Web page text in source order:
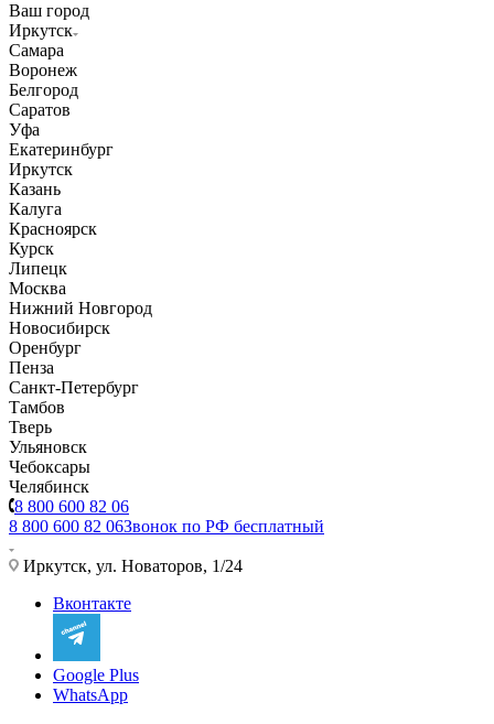
Ваш город
Иркутск
Самара
Воронеж
Белгород
Саратов
Уфа
Екатеринбург
Иркутск
Казань
Калуга
Красноярск
Курск
Липецк
Москва
Нижний Новгород
Новосибирск
Оренбург
Пенза
Санкт-Петербург
Тамбов
Тверь
Ульяновск
Чебоксары
Челябинск
8 800 600 82 06
8 800 600 82 06Звонок по РФ бесплатный
Иркутск, ул. Новаторов, 1/24
Вконтакте
Google Plus
WhatsApp